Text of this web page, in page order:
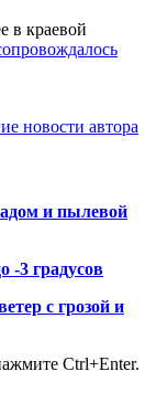
в краевой
новости автора
и пылевой
-3 градусов
с грозой и
Ctrl+Enter.